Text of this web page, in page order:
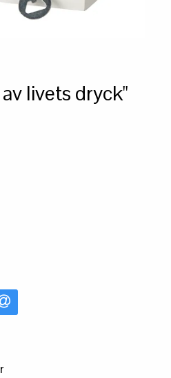
livets dryck"